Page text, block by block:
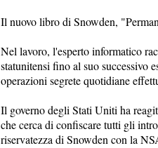
Il nuovo libro di Snowden,
Nel lavoro, l'esperto informatico
statunitensi fino al suo successivo
operazioni segrete quotidiane
Il governo degli Stati Uniti ha
che cerca di confiscare tutti gli
riservatezza di Snowden con la